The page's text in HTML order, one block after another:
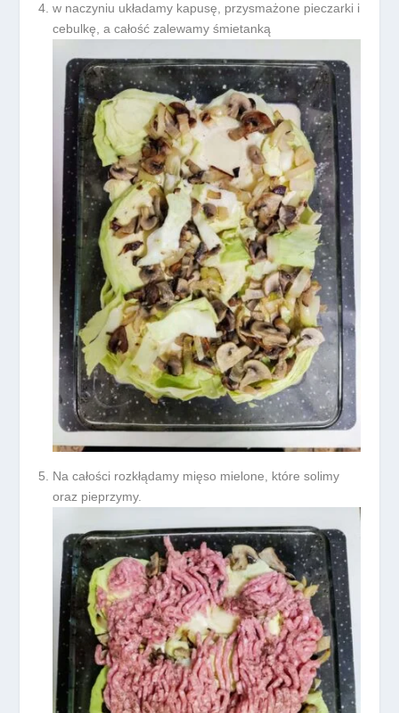
w naczyniu układamy kapusę, przysmażone pieczarki i
cebulkę, a całość zalewamy śmietanką
Na całości rozkłądamy mięso mielone, które solimy
oraz pieprzymy.